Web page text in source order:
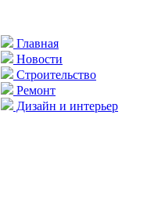
Главная
Новости
Строительство
Ремонт
Дизайн и интерьер